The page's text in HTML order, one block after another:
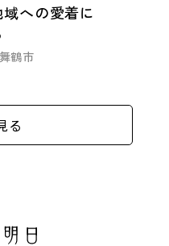
への愛着に
鶴市
る